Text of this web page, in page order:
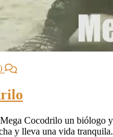
Cocodrilo un biólogo
y lleva una vida